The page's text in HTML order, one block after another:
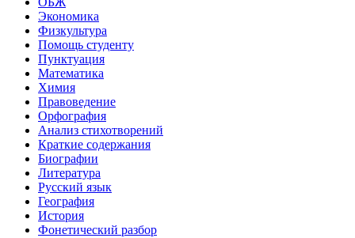
Экономика
Физкультура
Помощь студенту
Пунктуация
Математика
Химия
Правоведение
Орфография
Анализ стихотворений
Краткие содержания
Биографии
Литература
Русский язык
География
История
Фонетический разбор